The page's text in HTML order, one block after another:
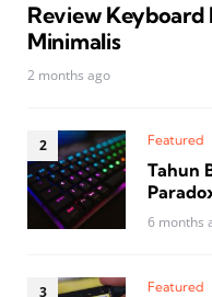
Review Keyboard
Minimalis
2 months ago
Featured
Tahun
6 months
Featured